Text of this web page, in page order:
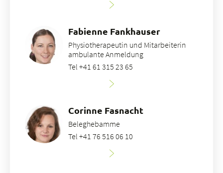
Fabienne Fankhauser
Physiotherapeutin und Mitarbeiterin
ambulante Anmeldung
Tel +41 61 315 23 65
Corinne Fasnacht
Beleghebamme
Tel +41 76 516 06 10